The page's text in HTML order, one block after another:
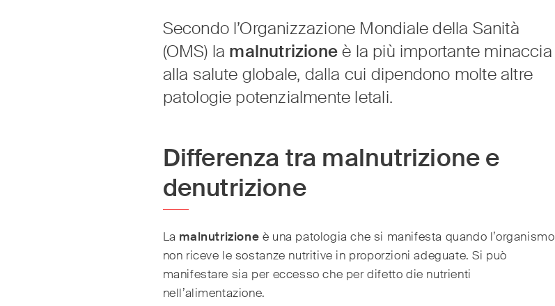
Secondo l’Organizzazione Mondiale della Sanità
(OMS) la malnutrizioneè la più importante minaccia
alla salute globale, dalla cui dipendono molte altre
patologie potenzialmente letali.
Differenza tra malnutrizione e
denutrizione
La malnutrizione è una patologia che si manifesta quando l’organismo
non riceve le sostanze nutritive in proporzioni adeguate. Si può
manifestare sia per eccesso che per difetto die nutrienti
nell’alimentazione.